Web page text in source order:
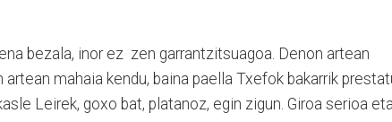
bezala, inor ez zen garrantzitsuagoa. Denon artean
mahaia kendu, baina paella Txefok bakarrik
Leirek, goxo bat, platanoz, egin zigun. Giroa serioa eta